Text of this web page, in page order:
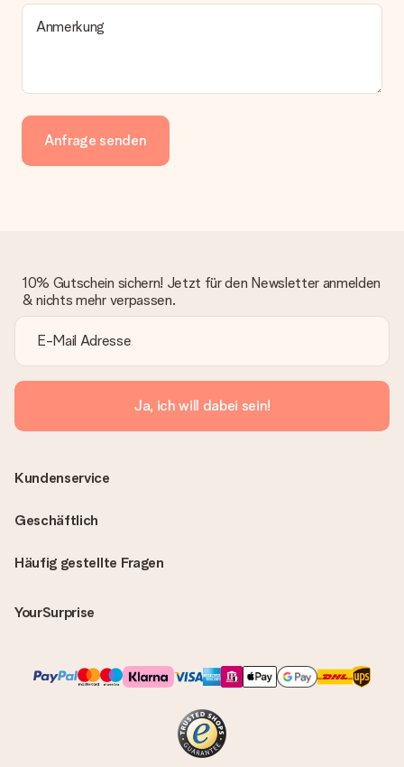
Anmerkung
Anfrage senden
10% Gutschein sichern! Jetzt für den Newsletter anmelden
& nichts mehr verpassen.
Ja, ich will dabei sein!
Häufig gestellte Fragen
YourSurprise
Kundenservice
Geschäftlich